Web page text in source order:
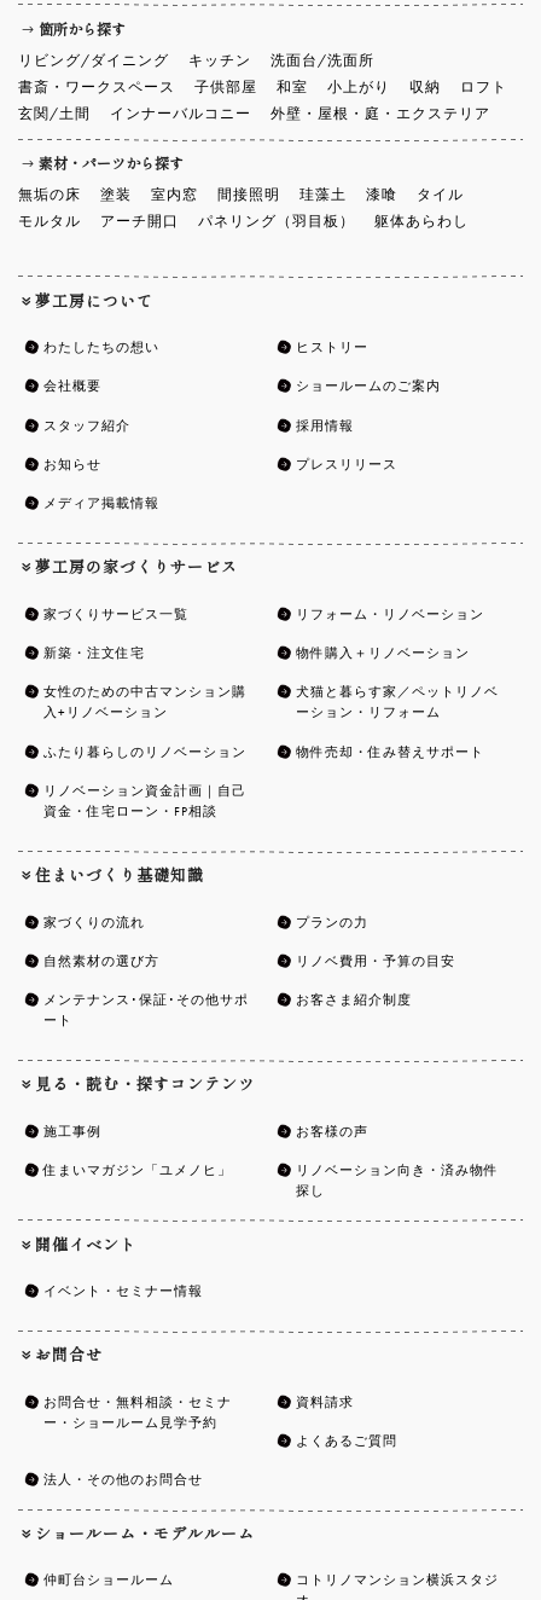
箇所から探す
リビング/ダイニング キッチン
洗面台/洗面所
書斎・ワークスペース
子供部屋 和室 小上がり 収納
ロフト
玄関/土間
インナーバルコニー 外壁・屋根・庭・エクステリア
素材・パーツから探す
無垢の床 塗装 室内窓 間接照明 珪藻土 漆喰
タイル
モルタル
アーチ開口 パネリング（羽目板） 躯体あらわし
夢工房について
わたしたちの想い ヒストリー
会社概要 ショールームのご案内
スタッフ紹介 採用情報
お知らせ プレスリリース
メディア掲載情報
夢工房の家づくりサービス
家づくりサービス一覧 リフォーム・リノベーション
新築・注文住宅 物件購入＋リノベーション
女性のための中古マンション購
入+リノベーション
犬猫と暮らす家／ペットリノベ
ーション・リフォーム
ふたり暮らしのリノベーション 物件売却・住み替えサポート
リノベーション資金計画｜自己
資金・住宅ローン・FP相談
住まいづくり基礎知識
家づくりの流れ プランの力
自然素材の選び方 リノベ費用・予算の目安
メンテナンス･保証･その他サポ
ート
お客さま紹介制度
見る・読む・探すコンテンツ
施工事例 お客様の声
住まいマガジン「ユメノヒ」
リノベーション向き・済み物件
探し
開催イベント
イベント・セミナー情報
お問合せ
お問合せ・無料相談・セミナ
ー・ショールーム見学予約
資料請求
よくあるご質問
法人・その他のお問合せ
ショールーム・モデルルーム
仲町台ショールーム コトリノマンション横浜スタジ